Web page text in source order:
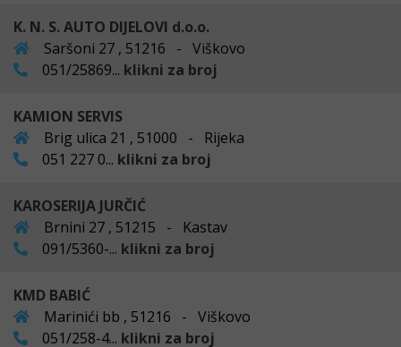
K. N. S. AUTO DIJELOVI d.o.o.
Saršoni 27 , 51216 - Viškovo
051/25869... klikni za broj
KAMION SERVIS
Brig ulica 21 , 51000 - Rijeka
051 227 0... klikni za broj
KAROSERIJA JURČIĆ
Brnini 27 , 51215 - Kastav
091/5360-... klikni za broj
KMD BABIĆ
Marinići bb , 51216 - Viškovo
051/258-4... klikni za broj